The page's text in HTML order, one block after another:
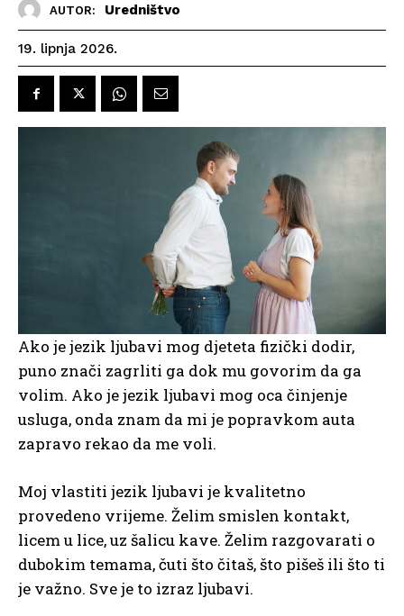
AUTOR: Uredništvo
19. lipnja 2026.
Ako je jezik ljubavi mog djeteta fizički dodir,
puno znači zagrliti ga dok mu govorim da ga
volim. Ako je jezik ljubavi mog oca činjenje
usluga, onda znam da mi je popravkom auta
zapravo rekao da me voli.
Moj vlastiti jezik ljubavi je kvalitetno
provedeno vrijeme. Želim smislen kontakt,
licem u lice, uz šalicu kave. Želim razgovarati o
dubokim temama, čuti što čitaš, što pišeš ili što ti
je važno. Sve je to izraz ljubavi.